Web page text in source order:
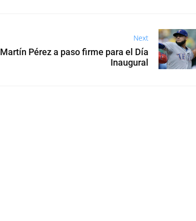
Next
Martín Pérez a paso firme para el Día
Inaugural